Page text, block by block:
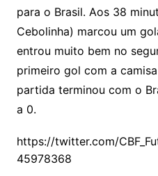
para o Brasil. Aos 38
Cebolinha) marcou um
entrou muito bem no
primeiro gol com a
partida terminou com o
a 0.
https://twitter.com/
45978368